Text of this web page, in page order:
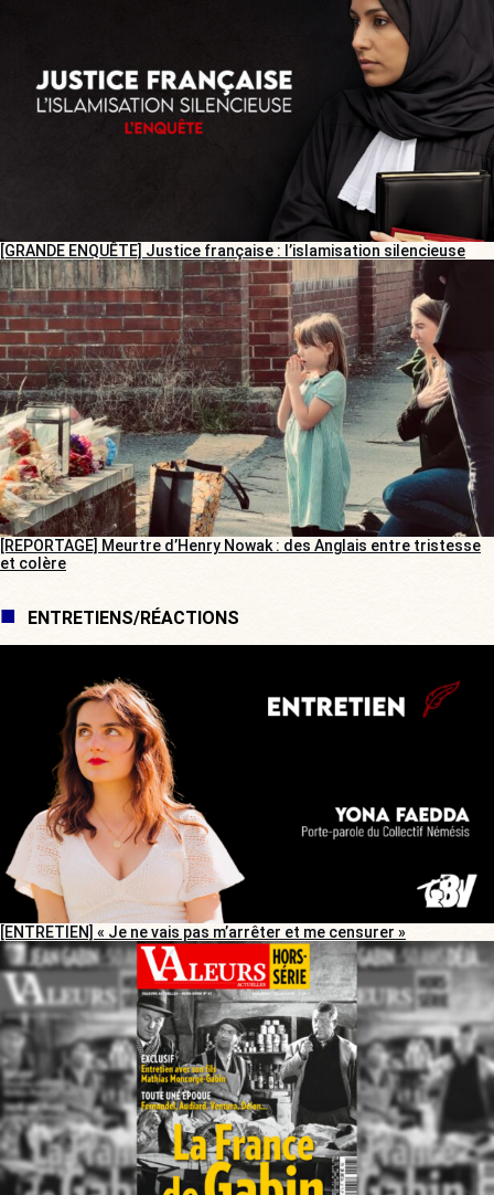
[GRANDE ENQUÊTE] Justice française : l’islamisation silencieuse
[REPORTAGE] Meurtre d’Henry Nowak : des Anglais entre tristesse
et colère
ENTRETIENS/RÉACTIONS
[ENTRETIEN] « Je ne vais pas m’arrêter et me censurer »